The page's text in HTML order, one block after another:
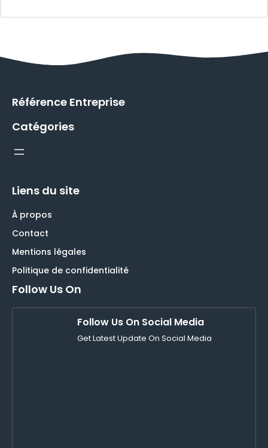
Référence Entreprise
Catégories
Liens du site
À propos
Contact
Mentions légales
Politique de confidentialité
Follow Us On
Follow Us On Social Media
Get Latest Update On Social Media